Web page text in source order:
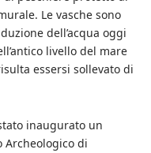
Le vasche sono
dell’acqua oggi
livello del mare
essersi sollevato di
inaugurato un
Archeologico di